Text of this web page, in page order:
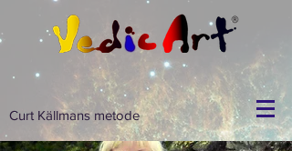
Curt Källmans metode